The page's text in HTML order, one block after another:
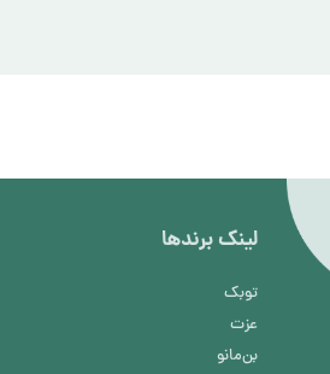
لینک برند‌ها
توبک
عزت
بن‌مانو